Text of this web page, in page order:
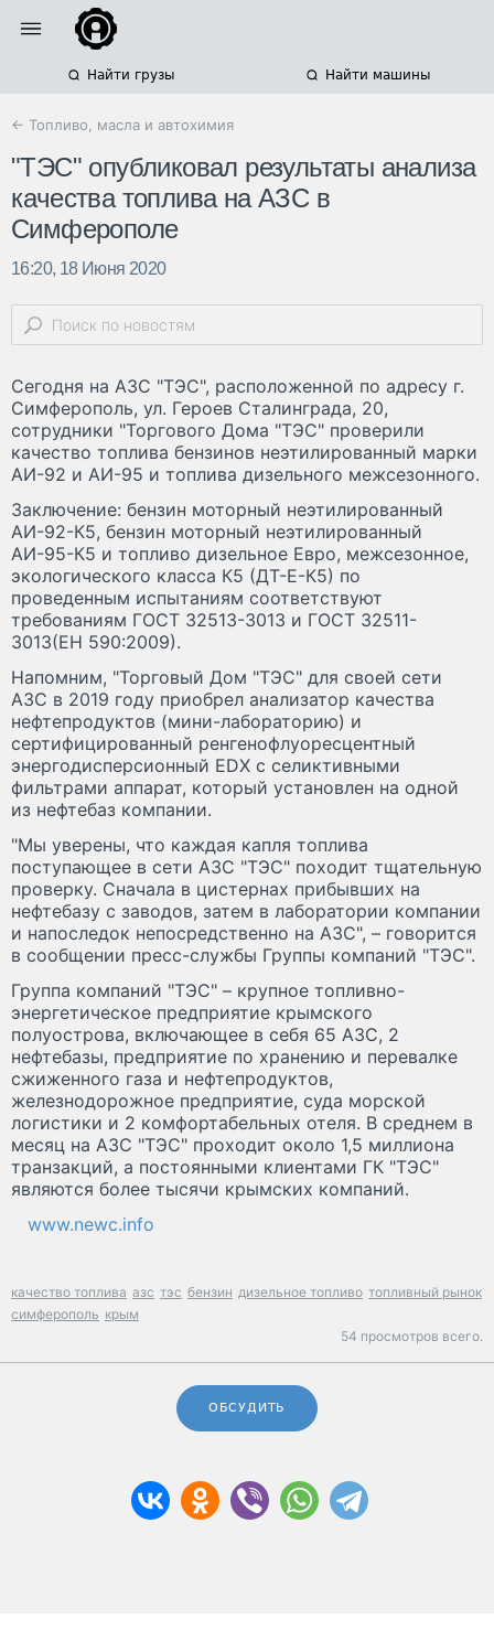
Найти грузы Найти машины
← Топливо, масла и автохимия
"ТЭС" опубликовал результаты анализа
качества топлива на АЗС в
Симферополе
16:20, 18 Июня 2020
Сегодня на АЗС "ТЭС", расположенной по адресу г.
Симферополь, ул. Героев Сталинграда, 20,
сотрудники "Торгового Дома "TЭС" проверили
качество топлива бензинов неэтилированный марки
АИ-92 и АИ-95 и топлива дизельного межсезонного.
Заключение: бензин моторный неэтилированный
АИ-92-К5, бензин моторный неэтилированный
АИ-95-К5 и топливо дизельное Евро, межсезонное,
экологического класса К5 (ДТ-Е-К5) по
проведенным испытаниям соответствуют
требованиям ГОСТ 32513-3013 и ГОСТ 32511-
3013(ЕН 590:2009).
Напомним, "Торговый Дом "TЭС" для своей сети
АЗС в 2019 году приобрел анализатор качества
нефтепродуктов (мини-лабораторию) и
сертифицированный ренгенофлуоресцентный
энергодисперсионный EDX с селиктивными
фильтрами аппарат, который установлен на одной
из нефтебаз компании.
"Мы уверены, что каждая капля топлива
поступающее в сети АЗС "ТЭС" походит тщательную
проверку. Сначала в цистернах прибывших на
нефтебазу с заводов, затем в лаборатории компании
и напоследок непосредственно на АЗС", – говорится
в сообщении пресс-службы Группы компаний "ТЭС".
Группа компаний "ТЭС" – крупное топливно-
энергетическое предприятие крымского
полуострова, включающее в себя 65 АЗС, 2
нефтебазы, предприятие по хранению и перевалке
сжиженного газа и нефтепродуктов,
железнодорожное предприятие, суда морской
логистики и 2 комфортабельных отеля. В среднем в
месяц на АЗС "ТЭС" проходит около 1,5 миллиона
транзакций, а постоянными клиентами ГК "ТЭС"
являются более тысячи крымских компаний.
www.newc.info
качество топлива азс тэс бензин дизельное топливо топливный рынок
симферополь крым
54 просмотров всего.
ОБСУДИТЬ